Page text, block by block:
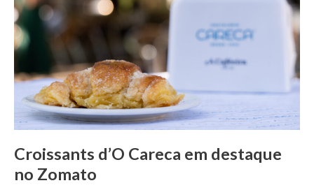
Croissants d’O Careca em destaque
no Zomato
Careca
em
destaque
no